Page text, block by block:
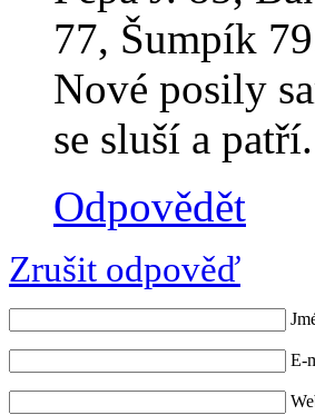
77, Šumpík
Nové posily
se sluší a patří.
Odpovědět
Zrušit odpověď
E-